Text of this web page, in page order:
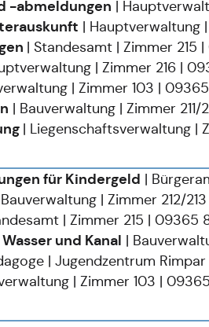
-abmeldungen |
| Hauptverwaltung
| Standesamt | Zimmer 215
| Zimmer 216 |
| Zimmer 103 |
| Bauverwaltung | Zimmer
| Liegenschaftsverwaltung |
für Kindergeld |
| Zimmer 212/
| Zimmer 215 | 09365
und Kanal |
| Jugendzentrum
| Zimmer 103 |